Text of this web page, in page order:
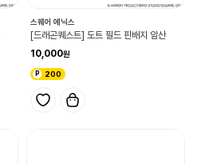
스퀘어 에닉스
[드래곤퀘스트] 도트 필드 핀배지 암산
10,000
200